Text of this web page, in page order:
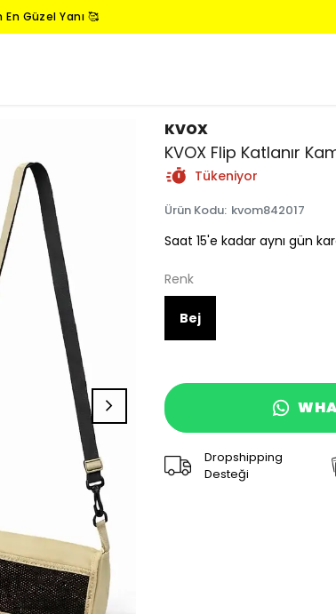
Güzel Yanı 🥰
KVOX
KVOX Flip Katlanır
Tükeniyor
Ürün Kodu: kvom842017
Saat 15'e kadar aynı gün
Renk
Bej
Dropshipping
Desteği